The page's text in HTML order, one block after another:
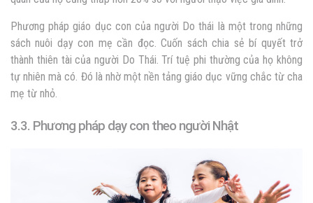
Phương pháp giáo dục con của người Do thái là một trong những
sách nuôi dạy con mẹ cần đọc. Cuốn sách chia sẻ bí quyết trở
thành thiên tài của người Do Thái. Trí tuệ phi thường của họ không
tự nhiên mà có. Đó là nhờ một nền tảng giáo dục vững chắc từ cha
mẹ từ nhỏ.
3.3. Phương pháp dạy con theo người Nhật